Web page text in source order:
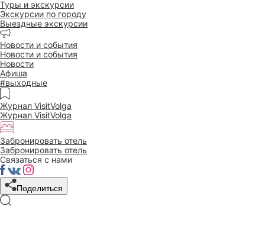
Туры и экскурсии
Экскурсии по городу
Выездные экскурсии
Новости и события
Новости и события
Новости
Афиша
#выходные
Журнал VisitVolga
Журнал VisitVolga
Забронировать отель
Забронировать отель
Связаться с нами
Поделиться